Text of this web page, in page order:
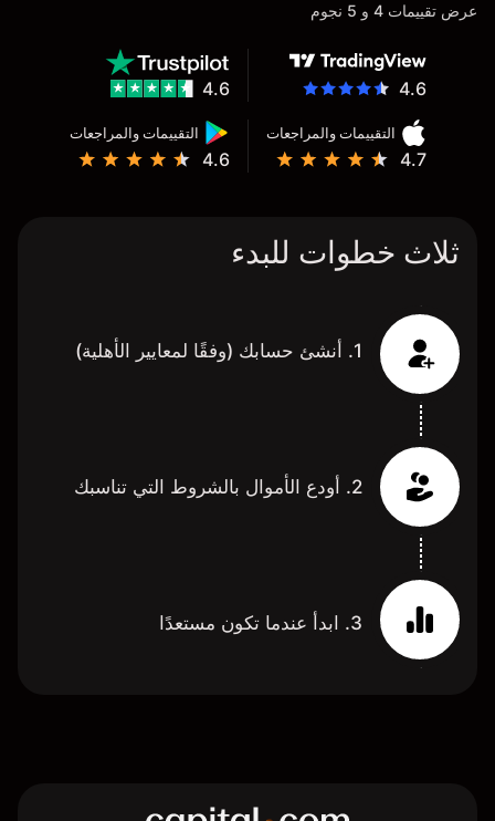
عرض تقييمات 4 و 5 نجوم
4.6
التقييمات والمراجعات
4.7
التقييمات والمراجعات
4.6
4.6
ثلاث خطوات للبدء
1. أنشئ حسابك (وفقًا لمعايير الأهلية)
2. أودع الأموال بالشروط التي تناسبك
3. ابدأ عندما تكون مستعدًا